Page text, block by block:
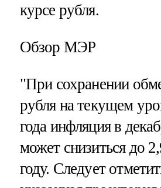
курсе рубля.
Обзор МЭР
"При сохранении
рубля на текущем
года инфляция в
может снизиться до
году. Следует